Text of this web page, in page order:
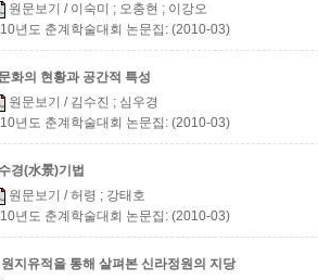
원문보기 / 이숙미 ; 오충현 ; 이강오
년도 춘계학술대회 논문집: (2010-03)
화의 현황과 공간적 특성
원문보기 / 김수진 ; 심우경
년도 춘계학술대회 논문집: (2010-03)
경(水景)기법
원문보기 / 허령 ; 강태호
년도 춘계학술대회 논문집: (2010-03)
지유적을 통해 살펴본 신라정원의 지당